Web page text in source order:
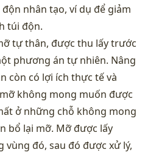
nhân tạo, ví dụ để giảm
túi độn.
tự thân, được thu lấy trước
phương án tự nhiên. Nâng
còn có lợi ích thực tế và
không mong muốn được
ở những chỗ không mong
bổ lại mỡ. Mỡ được lấy
vùng đó, sau đó được xử lý,